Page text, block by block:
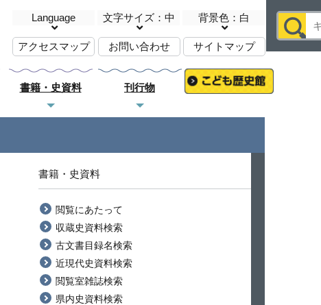
Language 文字サイズ：中 背景色：白
アクセスマップ お問い合わせ サイトマップ
書籍・史資料 刊行物
書籍・史資料
閲覧にあたって
収蔵史資料検索
古文書目録名検索
近現代史資料検索
閲覧室雑誌検索
県内史資料検索